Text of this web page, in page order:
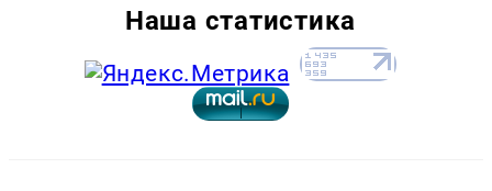
Наша статистика